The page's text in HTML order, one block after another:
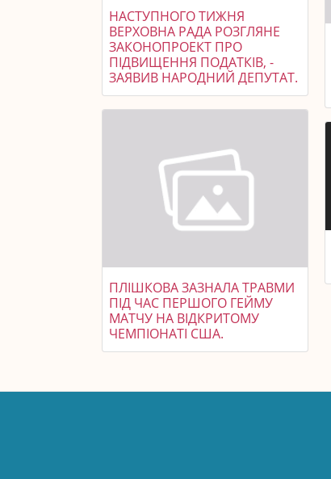
НАСТУПНОГО ТИЖНЯ
ВЕРХОВНА РАДА РОЗГЛЯНЕ
ЗАКОНОПРОЕКТ ПРО
ПІДВИЩЕННЯ ПОДАТКІВ, -
ЗАЯВИВ НАРОДНИЙ ДЕПУТАТ.
ПЛІШКОВА ЗАЗНАЛА ТРАВМИ
ПІД ЧАС ПЕРШОГО ГЕЙМУ
МАТЧУ НА ВІДКРИТОМУ
ЧЕМПІОНАТІ США.